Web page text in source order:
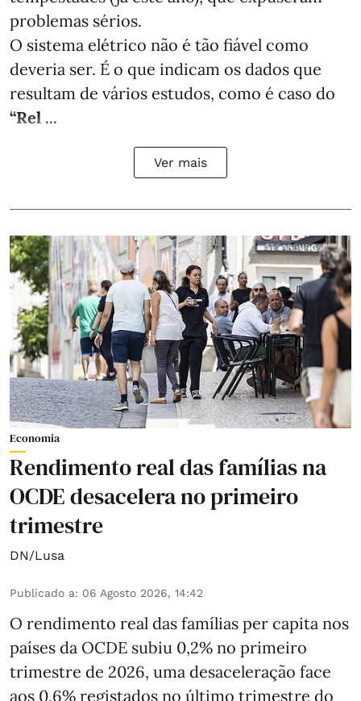
problemas sérios.
O sistema elétrico não é tão fiável como
deveria ser. É o que indicam os dados que
resultam de vários estudos, como é caso do
“Rel ...
Ver mais
Economia
Rendimento real das famílias na
OCDE desacelera no primeiro
trimestre
DN/Lusa
Publicado a: 06 Agosto 2026, 14:42
O rendimento real das famílias per capita nos
países da OCDE subiu 0,2% no primeiro
trimestre de 2026, uma desaceleração face
aos 0,6% registados no último trimestre do